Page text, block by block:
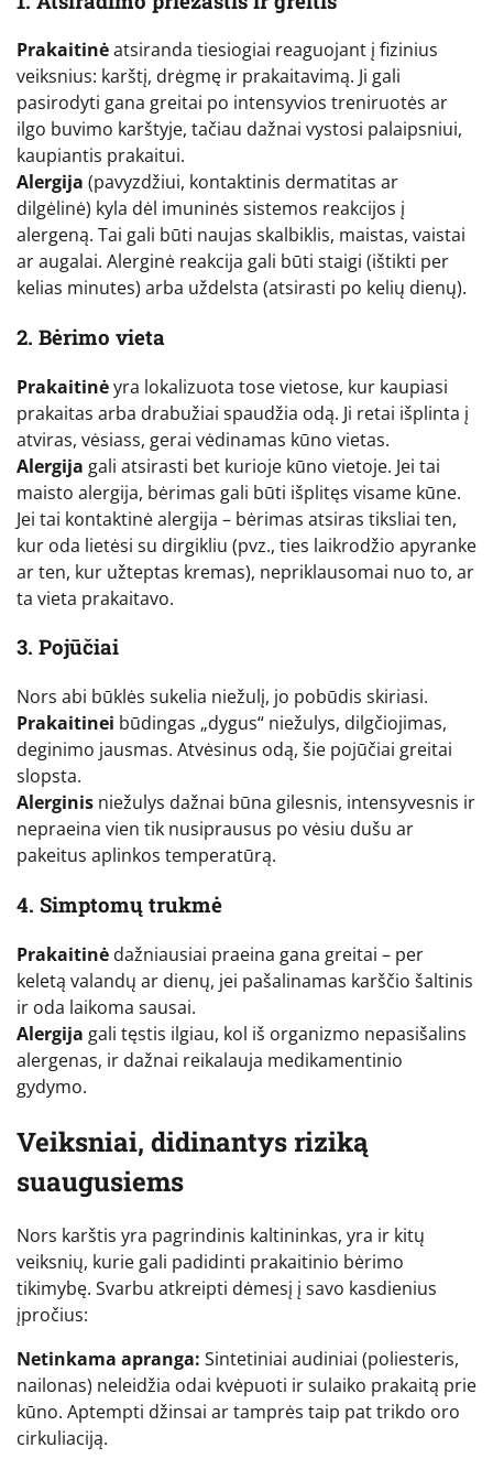
Prakaitinėatsiranda tiesiogiai reaguojant į fizinius
veiksnius: karštį, drėgmę ir prakaitavimą. Ji gali
pasirodyti gana greitai po intensyvios treniruotės ar
ilgo buvimo karštyje, tačiau dažnai vystosi palaipsniui,
kaupiantis prakaitui.
Alergija (pavyzdžiui, kontaktinis dermatitas ar
dilgėlinė) kyla dėl imuninės sistemos reakcijos į
alergeną. Tai gali būti naujas skalbiklis, maistas, vaistai
ar augalai. Alerginė reakcija gali būti staigi (ištikti per
kelias minutes) arba uždelsta (atsirasti po kelių dienų).
2. Bėrimo vieta
Prakaitinėyra lokalizuota tose vietose, kur kaupiasi
prakaitas arba drabužiai spaudžia odą. Ji retai išplinta į
atviras, vėsiass, gerai vėdinamas kūno vietas.
Alergija gali atsirasti bet kurioje kūno vietoje. Jei tai
maisto alergija, bėrimas gali būti išplitęs visame kūne.
Jei tai kontaktinė alergija – bėrimas atsiras tiksliai ten,
kur oda lietėsi su dirgikliu (pvz., ties laikrodžio apyranke
ar ten, kur užteptas kremas), nepriklausomai nuo to, ar
ta vieta prakaitavo.
3. Pojūčiai
Nors abi būklės sukelia niežulį, jo pobūdis skiriasi.
Prakaitinei būdingas „dygus“ niežulys, dilgčiojimas,
deginimo jausmas. Atvėsinus odą, šie pojūčiai greitai
slopsta.
Alerginis niežulys dažnai būna gilesnis, intensyvesnis ir
nepraeina vien tik nusiprausus po vėsiu dušu ar
pakeitus aplinkos temperatūrą.
4. Simptomų trukmė
Prakaitinė dažniausiai praeina gana greitai – per
keletą valandų ar dienų, jei pašalinamas karščio šaltinis
ir oda laikoma sausai.
Alergija gali tęstis ilgiau, kol iš organizmo nepasišalins
alergenas, ir dažnai reikalauja medikamentinio
gydymo.
Veiksniai, didinantys riziką
suaugusiems
Nors karštis yra pagrindinis kaltininkas, yra ir kitų
veiksnių, kurie gali padidinti prakaitinio bėrimo
tikimybę. Svarbu atkreipti dėmesį į savo kasdienius
įpročius:
Netinkama apranga: Sintetiniai audiniai (poliesteris,
nailonas) neleidžia odai kvėpuoti ir sulaiko prakaitą prie
kūno. Aptempti džinsai ar tamprės taip pat trikdo oro
cirkuliaciją.